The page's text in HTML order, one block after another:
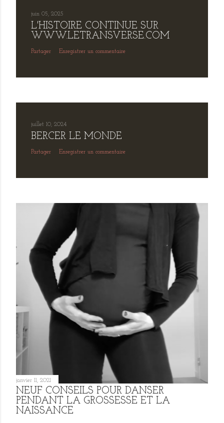
juin 05, 2025
L'HISTOIRE CONTINUE SUR
WWW.LETRANSVERSE.COM
Partager Enregistrer un commentaire
juillet 10, 2024
BERCER LE MONDE
Partager Enregistrer un commentaire
janvier 11, 2021
NEUF CONSEILS POUR DANSER
PENDANT LA GROSSESSE ET LA
NAISSANCE